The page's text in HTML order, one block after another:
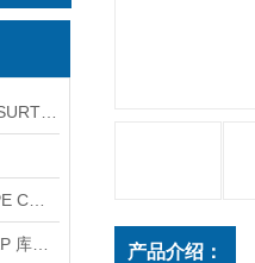
产品介绍：